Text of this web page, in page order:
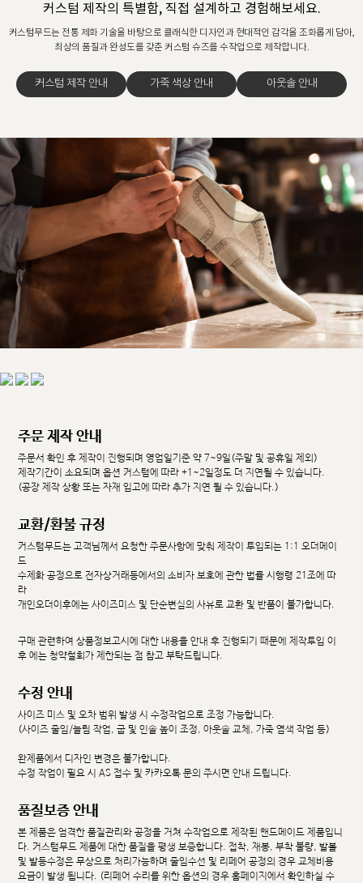
커스텀 제작의 특별함, 직접 설계하고 경험해보세요.
커스텀무드는 전통 제화 기술을 바탕으로 클래식한 디자인과 현대적인 감각을 조화롭게 담아,
최상의 품질과 완성도를 갖춘 커스텀 슈즈를 수작업으로 제작합니다.
커스텀 제작 안내 가죽 색상 안내 아웃솔 안내
주문 제작 안내
주문서 확인 후 제작이 진행되며 영업일기준 약 7~9일(주말 및 공휴일 제외)
제작기간이 소요되며 옵션 커스텀에 따라 +1~2일정도 더 지연될 수 있습니다.
(공장 제작 상황 또는 자재 입고에 따라 추가 지연 될 수 있습니다.)
교환/환불 규정
커스텀무드는 고객님께서 요청한 주문사항에 맞춰 제작이 투입되는 1:1 오더메이
드
수제화 공정으로 전자상거래등에서의 소비자 보호에 관한 법률 시행령 21조에 따
라
개인오더이후에는 사이즈미스 및 단순변심의 사유로 교환 및 반품이 불가합니다.
구매 관련하여 상품정보고시에 대한 내용을 안내 후 진행되기 때문에 제작투입 이
후 에는 청약철회가 제한되는 점 참고 부탁드립니다.
수정 안내
사이즈 미스 및 오차 범위 발생 시 수정작업으로 조정 가능합니다.
(사이즈 줄임/늘림 작업, 굽 및 인솔 높이 조정, 아웃솔 교체, 가죽 염색 작업 등)
완제품에서 디자인 변경은 불가합니다.
수정 작업이 필요 시 AS 접수 및 카카오톡 문의 주시면 안내 드립니다.
품질보증 안내
본 제품은 엄격한 품질관리와 공정을 거쳐 수작업으로 제작된 핸드메이드 제품입니
다. 커스텀무드 제품에 대한 품질을 평생 보증합니다. 접착, 재봉, 부착 불량, 발볼
및 발등수정은 무상으로 처리가능하며 줄임수선 및 리페어 공정의 경우 교체비용
요금이 발생 됩니다. (리페어 수리를 위한 옵션의 경우 홈페이지에서 확인하실 수